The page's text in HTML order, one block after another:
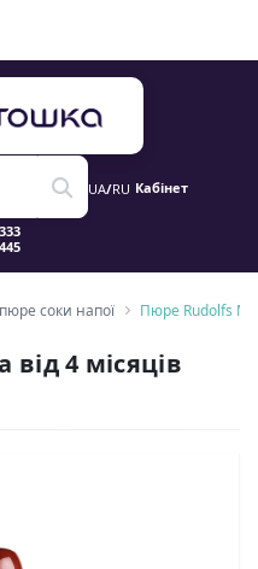
UA/RU Кабінет
соки напої Пюре Rudolfs
4 місяців